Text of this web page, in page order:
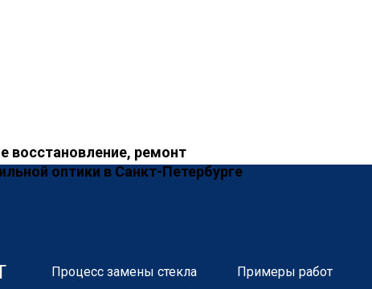
восстановление, ремонт
оптики в Санкт-Петербурге
Процесс замены стекла Примеры работ